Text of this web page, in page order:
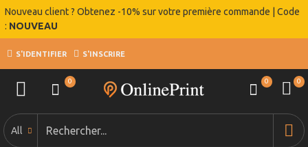
Nouveau client ? Obtenez -10% sur votre première commande | Code
: NOUVEAU
S'IDENTIFIER S'INSCRIRE
0 0 0
All